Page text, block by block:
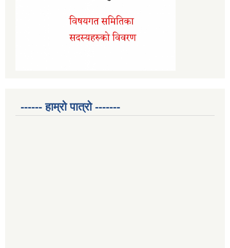
------ हाम्रो पात्रो -------